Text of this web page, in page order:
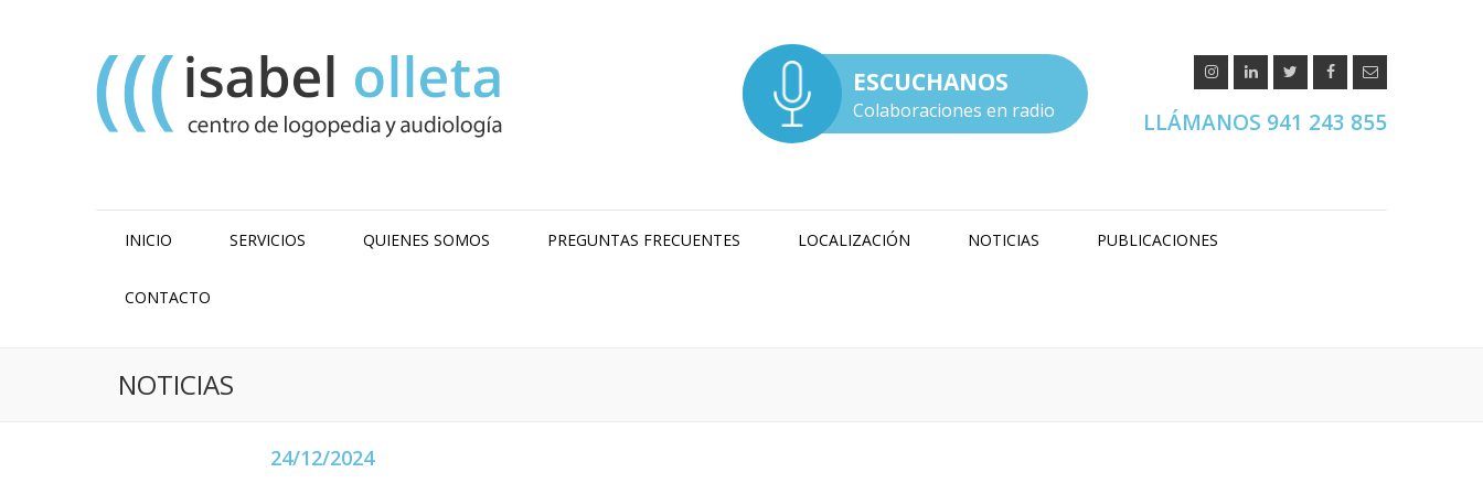
LLÁMANOS 941 243 855
ESCUCHANOS
Colaboraciones en radio
INICIO SERVICIOS QUIENES SOMOS PREGUNTAS FRECUENTES LOCALIZACIÓN NOTICIAS PUBLICACIONES
CONTACTO
NOTICIAS
24/12/2024